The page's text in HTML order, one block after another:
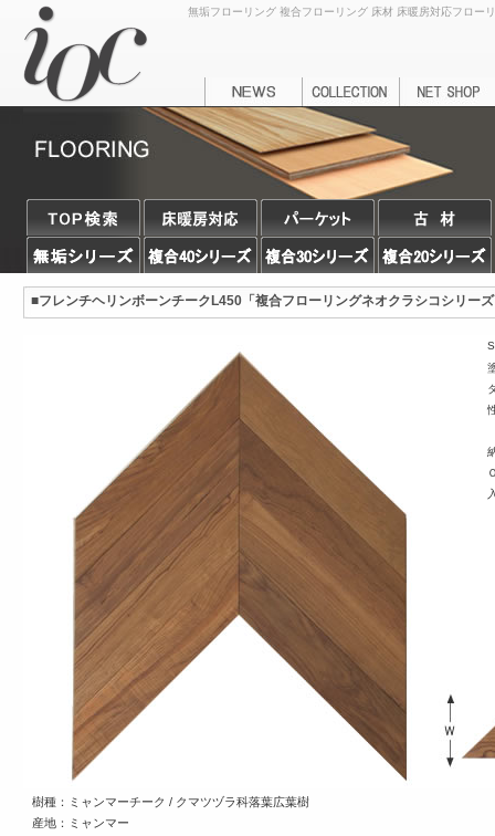
無垢フローリング 複合フローリング 床材 床暖房対応フロー
■フレンチヘリンボーンチークL450「複合フローリングネオクラシコシリー
樹種：ミャンマーチーク / クマツヅラ科落葉広葉樹
産地：ミャンマー